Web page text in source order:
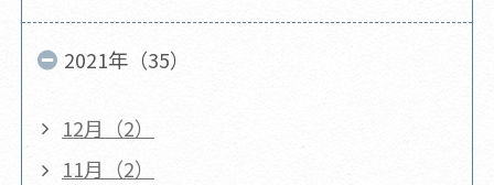
2021年（35）
12月（2）
11月（2）